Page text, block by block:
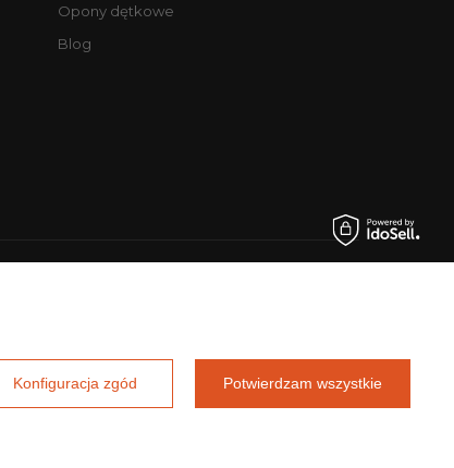
Opony dętkowe
Blog
Konfiguracja zgód Potwierdzam wszystkie